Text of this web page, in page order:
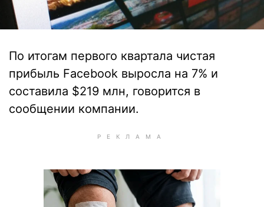
По итогам первого квартала чистая
прибыль Facebook выросла на 7% и
составила $219 млн, говорится в
сообщении компании.